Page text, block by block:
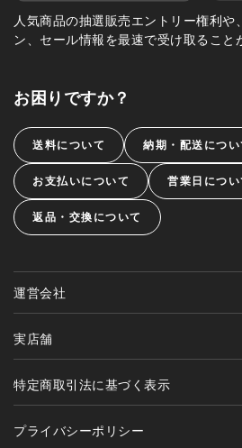
人気商品の抽選販売エントリー権利や
ン、セール情報を最速で受け取ること
お困りですか？
送料について 納期・配送につい
お支払いについて 営業日につい
返品・交換について
運営会社
実店舗
特定商取引法に基づく表示
プライバシーポリシー